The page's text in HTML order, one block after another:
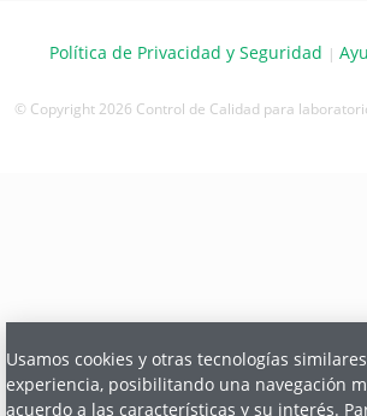
Política de Privacidad y Seguridad |
© Copyright 2026 Control de Calidad para
Usamos cookies y otras tecnologías
experiencia, posibilitando una navegación
acuerdo a las características y su interés.